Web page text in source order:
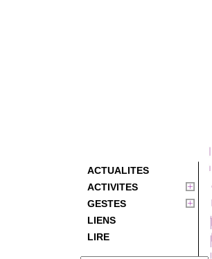
ACTUALITES
ACTIVITES
GESTES
LIENS
LIRE